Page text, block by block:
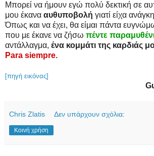
Μπορεί να ήμουν εγώ πολύ δεκτική σε
μου έκανα αυθυποβολή γιατί είχα
Όπως και να έχει, θα είμαι πάντα
που με έκανε να ζήσω πέντε
αντάλλαγμα, ένα κομμάτι της καρδιάς
Para siempre.
[πηγή εικόνας]
Chris Zlatis Δεν υπάρχουν σχόλια:
Κοινή χρήση